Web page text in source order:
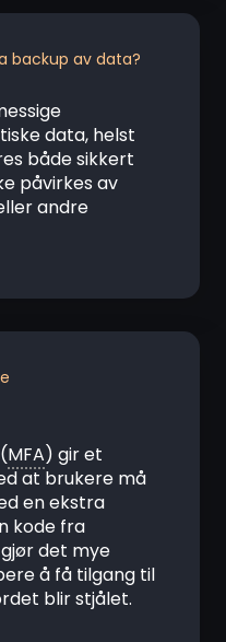
backup av data?
data, helst
både sikkert
påvirkes av
andre
(MFA) gir et
at brukere må
en ekstra
kode fra
det mye
å få tilgang til
blir stjålet.